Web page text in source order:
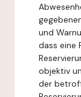
und
dass eine
objektiv
der